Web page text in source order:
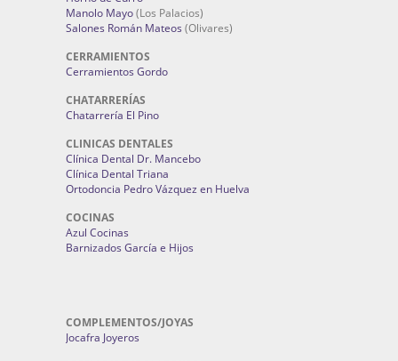
Manolo Mayo(Los Palacios)
Salones Román Mateos (Olivares)
CERRAMIENTOS
Cerramientos Gordo
CHATARRERÍAS
Chatarrería El Pino
CLINICAS DENTALES
Clínica Dental Dr. Mancebo
Clínica Dental Triana
Ortodoncia Pedro Vázquez en Huelva
COCINAS
Azul Cocinas
Barnizados García e Hijos
COMPLEMENTOS/JOYAS
Jocafra Joyeros